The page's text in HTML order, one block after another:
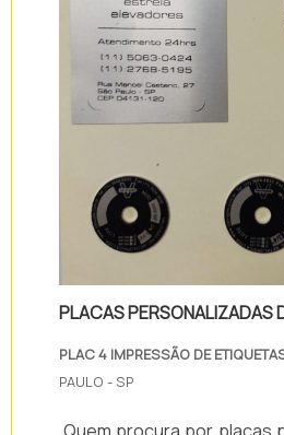
PLACAS PERSONALIZADAS
PLAC 4 IMPRESSÃO DE
PAULO - SP